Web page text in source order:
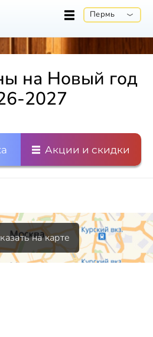
Пермь
на Новый год
2027
Акции и скидки
на карте